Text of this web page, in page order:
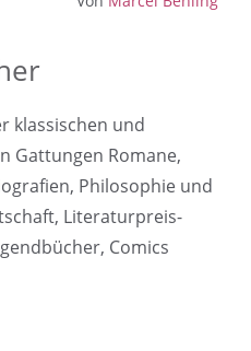
klassischen und
Gattungen Romane,
Philosophie und
Literaturpreis-
Comics